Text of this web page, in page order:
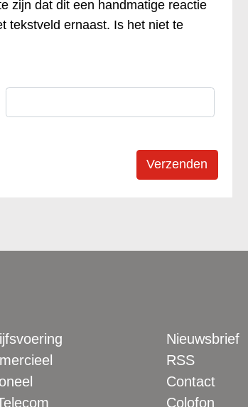
zijn dat dit een handmatige reactie
tekstveld ernaast. Is het niet te
Nieuwsbrief
RSS
Contact
Colofon